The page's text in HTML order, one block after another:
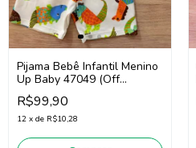
Pijama Bebê Infantil Menino
Up Baby 47049 (Off
White/Verde)
R$99,90
12 x de R$10,28